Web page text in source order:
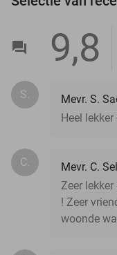
9,8
S.
Mevr. S.
Heel lekker
C.
Mevr. C.
Zeer
! Zeer
woonde